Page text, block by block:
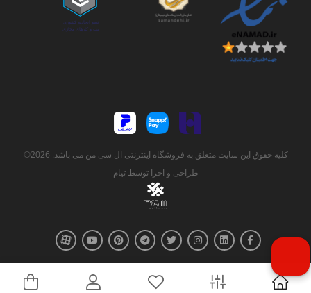
کلیه حقوق این سایت متعلق به فروشگاه اینترنتی ال سی من می باشد. 2026©
طراحی و اجرا توسطتیام